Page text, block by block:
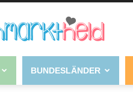
BUNDESLÄNDER